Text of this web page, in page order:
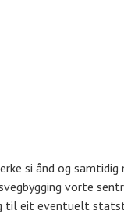
si ånd og samtidig
vorte
til eit eventuelt